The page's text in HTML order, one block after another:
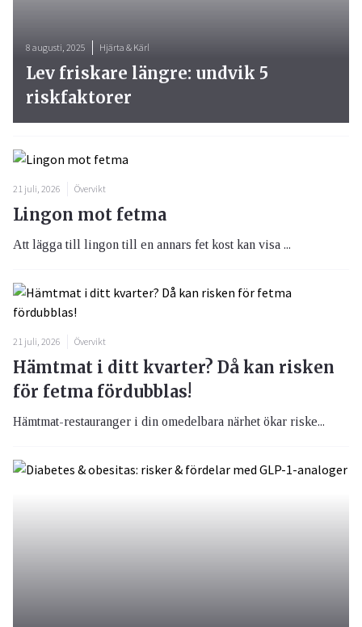
21 juli, 2026 Övervikt
Lingon mot fetma
Att lägga till lingon till en annars fet kost kan visa ...
21 juli, 2026 Övervikt
Hämtmat i ditt kvarter? Då kan risken
för fetma fördubblas!
Hämtmat-restauranger i din omedelbara närhet ökar riske...
8 augusti, 2025 Hjärta & Kärl
Lev friskare längre: undvik 5
riskfaktorer